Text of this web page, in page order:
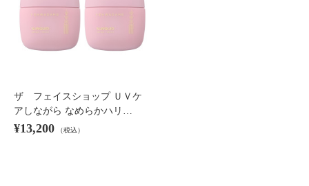
ザ フェイスショップ ＵＶケ
アしながら なめらかハリ…
¥13,200 （税込）